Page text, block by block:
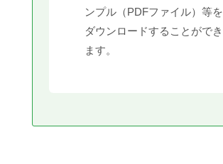
ンプル（PDFファイル）等を
ダウンロードすることができ
ます。